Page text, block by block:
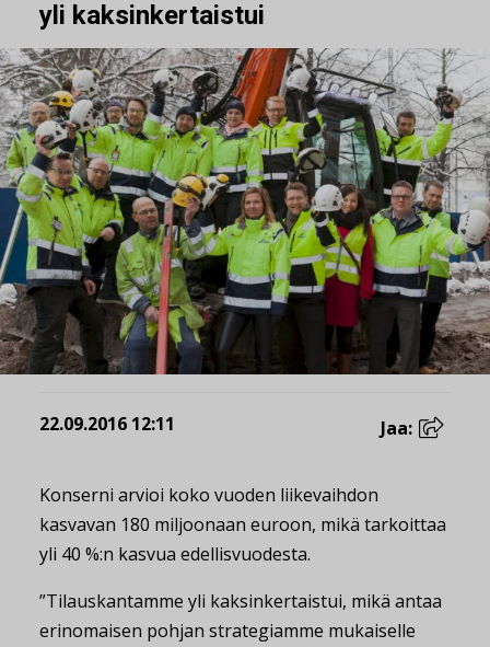
yli kaksinkertaistui
22.09.2016 12:11 Jaa:
Konserni arvioi koko vuoden liikevaihdon
kasvavan 180 miljoonaan euroon, mikä tarkoittaa
yli 40 %:n kasvua edellisvuodesta.
”Tilauskantamme yli kaksinkertaistui, mikä antaa
erinomaisen pohjan strategiamme mukaiselle